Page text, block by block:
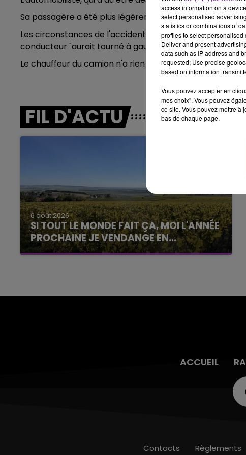
6h00 - 10h00
LA FAMILLE
Sa passagère a été plus légèrement touchée et
Les circonstances de l'accident ne sont pas connues
conducteur "aurait tourné à gauche, en quittant la
Le chauffeur du camion n'a rien pu faire pour l'éviter.
FIL D'ACTU
6 août 2026
SI TOUT LE MONDE FAIT ÇA, MOI L'ANNÉE
PROCHAINE JE VENDANGE EN...
La vendange en Champagne a débuté ce jeudi
ACCUEIL
Contacts Règlements
access information on a
select personalised
statistics or combinations of
profiles to select personalised
Deliver and present
data such as IP address and
requested; Use precise
based on information
Vous pouvez accepter en
mes choix". Vous pouvez
ce site. Vous pouvez mettre à
bas de chaque page.